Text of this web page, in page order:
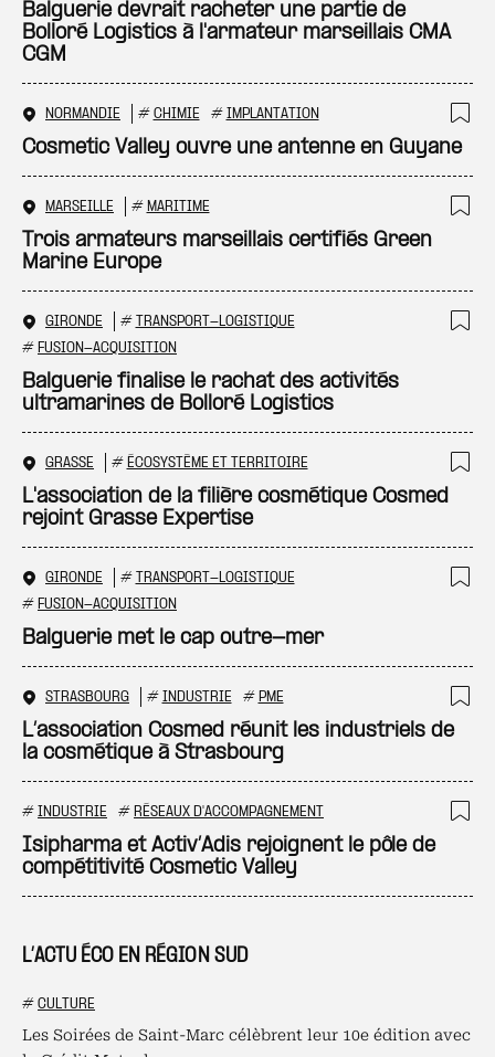
L’ACTU ÉCO EN RÉGION SUD
# CULTURE
Les Soirées de Saint-Marc célèbrent leur 10e édition avec
Balguerie devrait racheter une partie de
Bolloré Logistics à l'armateur marseillais CMA
CGM
NORMANDIE # CHIMIE # IMPLANTATION
Cosmetic Valley ouvre une antenne en Guyane
MARSEILLE # MARITIME
Trois armateurs marseillais certifiés Green
Marine Europe
GIRONDE # TRANSPORT-LOGISTIQUE
# FUSION-ACQUISITION
Balguerie finalise le rachat des activités
ultramarines de Bolloré Logistics
GRASSE # ÉCOSYSTÈME ET TERRITOIRE
L'association de la filière cosmétique Cosmed
rejoint Grasse Expertise
GIRONDE # TRANSPORT-LOGISTIQUE
# FUSION-ACQUISITION
Balguerie met le cap outre-mer
STRASBOURG # INDUSTRIE # PME
L’association Cosmed réunit les industriels de
la cosmétique à Strasbourg
# INDUSTRIE # RÉSEAUX D'ACCOMPAGNEMENT
Isipharma et Activ’Adis rejoignent le pôle de
compétitivité Cosmetic Valley